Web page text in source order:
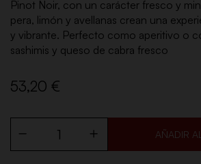
Pinot Noir, con un carácter fresco y
pera, limón y avellanas crean una
y vibrante. Perfecto como aperitivo o
sashimis y queso de cabra fresco
53,20 €
AÑADIR